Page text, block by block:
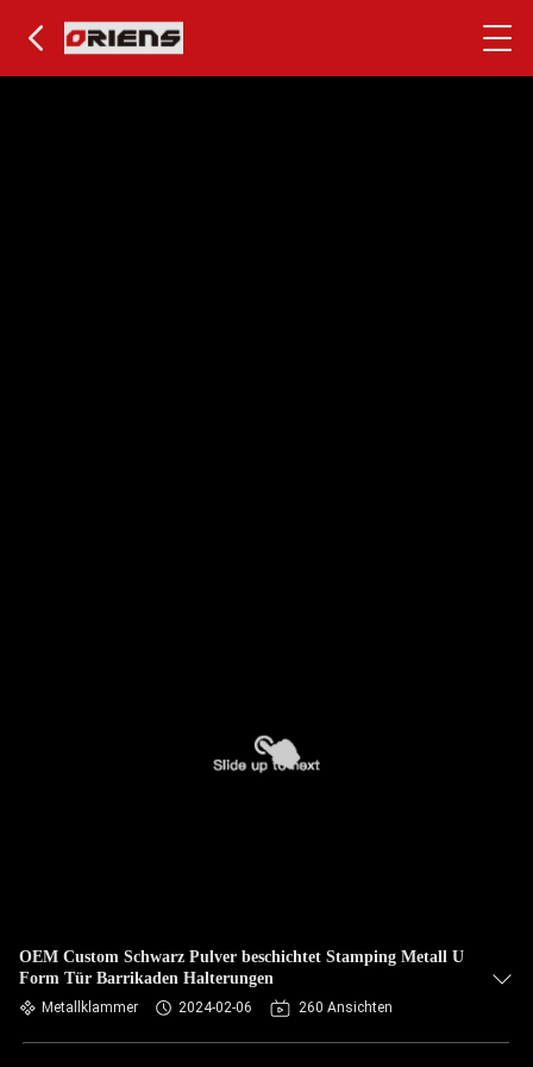
OEM Custom Schwarz Pulver beschichtet Stamping Metall U
Form Tür Barrikaden Halterungen
Metallklammer 2024-02-06 260 Ansichten